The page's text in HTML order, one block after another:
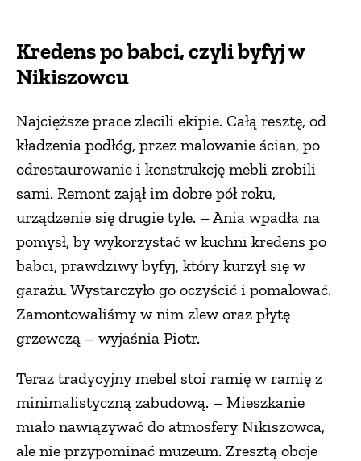
Kredens po babci, czyli byfyj w
Nikiszowcu
Najcięższe prace zlecili ekipie. Całą resztę, od
kładzenia podłóg, przez malowanie ścian, po
odrestaurowanie i konstrukcję mebli zrobili
sami. Remont zajął im dobre pół roku,
urządzenie się drugie tyle. – Ania wpadła na
pomysł, by wykorzystać w kuchni kredens po
babci, prawdziwy byfyj, który kurzył się w
garażu. Wystarczyło go oczyścić i pomalować.
Zamontowaliśmy w nim zlew oraz płytę
grzewczą – wyjaśnia Piotr.
Teraz tradycyjny mebel stoi ramię w ramię z
minimalistyczną zabudową. – Mieszkanie
miało nawiązywać do atmosfery Nikiszowca,
ale nie przypominać muzeum. Zresztą oboje